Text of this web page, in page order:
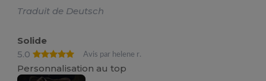
Traduit de Deutsch
Solide
5.0
Avis par helene r.
Personnalisation au top